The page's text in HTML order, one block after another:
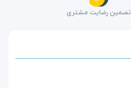
تضمین رضایت مشتری